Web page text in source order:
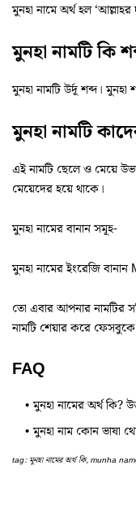
মুনহা নামে অর্থ হল ‘আল্লাহর
মুনহা নামটি কি
মুনহা নামটি উর্দূ শব্দ।
মুনহা নামটি
এই নামটি ছেলে ও মেয়ে
মেয়েদের হয়ে থাকে।
মুনহা নামের বানান সমূহ-
তো এবার আপনার নামটির
নামটি শেয়ার করে
FAQ
মুনহা নামের অর্থ কি?
মুনহা নাম কোন ভাষা
tag: মুনহা নামের অর্থ কি, munha